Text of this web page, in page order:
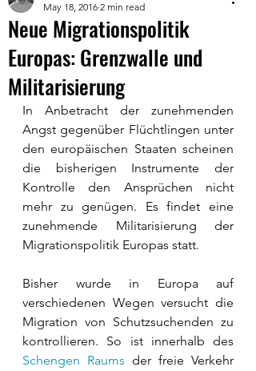
Neue Migrationspolitik
Europas: Grenzwalle und
Militarisierung
May 18, 2016 2 min read
In Anbetracht der zunehmenden
Angst gegenüber Flüchtlingen unter
den europäischen Staaten scheinen
die bisherigen Instrumente der
Kontrolle den Ansprüchen nicht
mehr zu genügen. Es findet eine
zunehmende Militarisierung der
Migrationspolitik Europas statt.
Bisher wurde in Europa auf
verschiedenen Wegen versucht die
Migration von Schutzsuchenden zu
Schengen Raums der freie Verkehr